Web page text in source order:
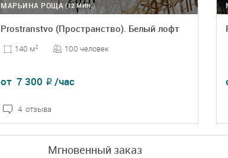
(12 МИН.)
МАРЬИНА РОЩА
Prostranstvo (Пространство). Белый лофт
140 м2 100 человек
от 7 300 ₽ /час
4 отзыва
ПОДРОБНЕЕ БРОНЬ
Мгновенный заказ